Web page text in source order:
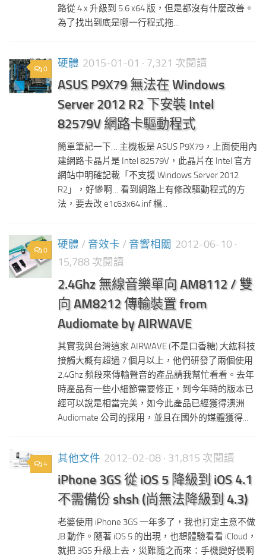
路從 4.x 升級到 5.6 x64 版，但是都沒有什麼改善。
為了找出到底是哪一行程式拖...
0 硬體 2015-01-01 · 7,321 次閱讀
ASUS P9X79 無法在 Windows
Server 2012 R2 下安裝 Intel
82579V 網路卡驅動程式
簡單筆記一下… 主機板是 ASUS P9X79，上面使用內
建網路卡晶片是 Intel 82579V，此晶片在 Intel 官方
網站中明確記載「不支援 Windows Server 2012
R2」，好慘啊… 看到網路上有修改驅動程式的方
法，要去改 e1c63x64.inf 檔...
0 硬體 / 音效卡 / 音響相關 2012-06-10 ·
15,788 次閱讀
2.4Ghz 無線音樂單向 AM8112 / 雙
向 AM8212 傳輸裝置 from
Audiomate by AIRWAVE
其實我與台灣這家 AIRWAVE (不是口香糖) 大紘科技
接觸大概有超過 7 個月以上，他們研發了兩個使用
2.4Ghz 頻段來傳輸聲音的產品請我幫忙看看。去年
時產品有一些小細節需要修正，到今年時的版本已
經可以說是相當完美，如今此產品已經獲得澳洲
Audiomate 公司的採用，並且在國外的媒體獲得...
4 其他文件 2012-02-08 · 31,815 次閱讀
iPhone 3GS 從 iOS 5 降級到 iOS 4.1
不需備份 shsh (尚無法降級到 4.3)
老婆使用 iPhone 3GS 一年多了，我也打定主意不做
JB 動作。隨著 iOS 5 的出現，也想體驗看看 iCloud，
就把 3GS 升級上去，災難隨之而來：手機變好慢啊